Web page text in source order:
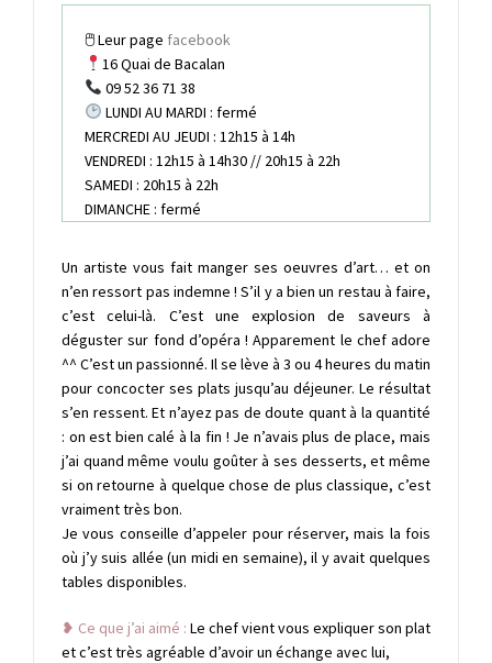
🖱 Leur page facebook
16 Quai de Bacalan
09 52 36 71 38
LUNDI AU MARDI : fermé
MERCREDI AU JEUDI : 12h15 à 14h
VENDREDI : 12h15 à 14h30 // 20h15 à 22h
SAMEDI : 20h15 à 22h
DIMANCHE : fermé
Un artiste vous fait manger ses oeuvres d’art… et on
n’en ressort pas indemne ! S’il y a bien un restau à faire,
c’est celui-là. C’est une explosion de saveurs à
déguster sur fond d’opéra ! Apparement le chef adore
^^ C’est un passionné. Il se lève à 3 ou 4 heures du matin
pour concocter ses plats jusqu’au déjeuner. Le résultat
s’en ressent. Et n’ayez pas de doute quant à la quantité
: on est bien calé à la fin ! Je n’avais plus de place, mais
j’ai quand même voulu goûter à ses desserts, et même
si on retourne à quelque chose de plus classique, c’est
vraiment très bon.
Je vous conseille d’appeler pour réserver, mais la fois
où j’y suis allée (un midi en semaine), il y avait quelques
tables disponibles.
❥ Ce que j’ai aimé : Le chef vient vous expliquer son plat
et c’est très agréable d’avoir un échange avec lui,